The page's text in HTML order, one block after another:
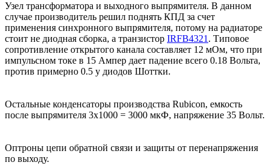
Узел трансформатора и выходного выпрямителя. В данном
случае производитель решил поднять КПД за счет
применения синхронного выпрямителя, потому на радиаторе
стоит не диодная сборка, а транзистор IRFB4321. Типовое
сопротивление открытого канала составляет 12 мОм, что при
импульсном токе в 15 Ампер дает падение всего 0.18 Вольта,
против примерно 0.5 у диодов Шоттки.
Остальные конденсаторы производства Rubicon, емкость
после выпрямителя 3х1000 = 3000 мкФ, напряжение 35 Вольт.
Оптроны цепи обратной связи и защиты от перенапряжения
по выходу.